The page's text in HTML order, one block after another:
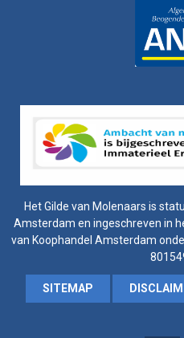
Het Gilde van Molenaars is
Amsterdam en ingeschreven in
van Koophandel Amsterdam
SITEMAP